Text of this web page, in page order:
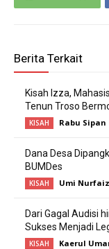
Berita Terkait
Kisah Izza,
Tenun Troso
KISAH Rabu Sipan
Dana Desa
BUMDes
KISAH Umi
Dari Gagal Audisi
Sukses Menjadi
KISAH Kaerul